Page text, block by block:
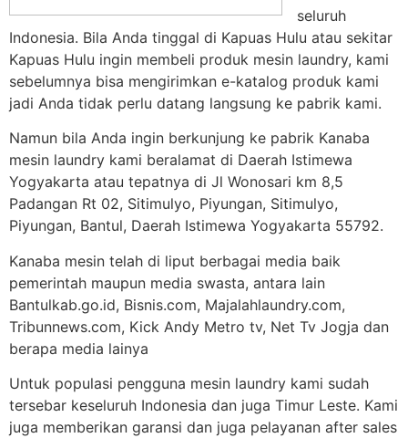
seluruh
Indonesia. Bila Anda tinggal di Kapuas Hulu atau sekitar
Kapuas Hulu ingin membeli produk mesin laundry, kami
sebelumnya bisa mengirimkan e-katalog produk kami
jadi Anda tidak perlu datang langsung ke pabrik kami.
Namun bila Anda ingin berkunjung ke pabrik Kanaba
mesin laundry kami beralamat di Daerah Istimewa
Yogyakarta atau tepatnya di Jl Wonosari km 8,5
Padangan Rt 02, Sitimulyo, Piyungan, Sitimulyo,
Piyungan, Bantul, Daerah Istimewa Yogyakarta 55792.
Kanaba mesin telah di liput berbagai media baik
pemerintah maupun media swasta, antara lain
Bantulkab.go.id, Bisnis.com, Majalahlaundry.com,
Tribunnews.com, Kick Andy Metro tv, Net Tv Jogja dan
berapa media lainya
Untuk populasi pengguna mesin laundry kami sudah
tersebar keseluruh Indonesia dan juga Timur Leste. Kami
juga memberikan garansi dan juga pelayanan after sales